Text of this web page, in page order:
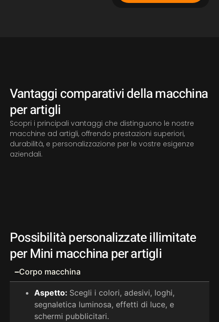
Vantaggi comparativi della macchina
per artigli
Scopri i principali vantaggi che distinguono le nostre
macchine ad artigli, offrendo prestazioni superiori,
durabilità, e personalizzazione per le vostre esigenze
aziendali.
Possibilità personalizzate illimitate
per Mini macchina per artigli
Corpo macchina
Aspetto: Scegli i colori, adesivi, loghi,
segnaletica luminosa, effetti di luce, e
schermi pubblicitari.